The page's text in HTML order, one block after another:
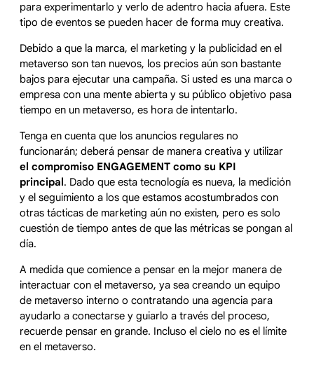
para experimentarlo y verlo de adentro hacia afuera. Este
tipo de eventos se pueden hacer de forma muy creativa.
Debido a que la marca, el marketing y la publicidad en el
metaverso son tan nuevos, los precios aún son bastante
bajos para ejecutar una campaña. Si usted es una marca o
empresa con una mente abierta y su público objetivo pasa
tiempo en un metaverso, es hora de intentarlo.
Tenga en cuenta que los anuncios regulares no
funcionarán; deberá pensar de manera creativa y utilizar
el compromiso ENGAGEMENT como su KPI
principal. Dado que esta tecnología es nueva, la medición
y el seguimiento a los que estamos acostumbrados con
otras tácticas de marketing aún no existen, pero es solo
cuestión de tiempo antes de que las métricas se pongan al
día.
A medida que comience a pensar en la mejor manera de
interactuar con el metaverso, ya sea creando un equipo
de metaverso interno o contratando una agencia para
ayudarlo a conectarse y guiarlo a través del proceso,
recuerde pensar en grande. Incluso el cielo no es el límite
en el metaverso.